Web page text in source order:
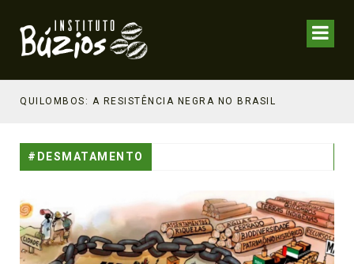
QUILOMBOS: A RESISTÊNCIA NEGRA NO BRASIL
#DESMATAMENTO